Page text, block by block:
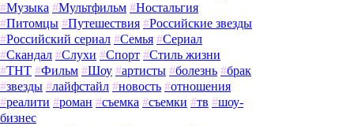
#Музыка #Мультфильм #Ностальгия
#Питомцы #Путешествия #Российские звезды
#Российский сериал #Семья #Сериал
#Скандал #Слухи #Спорт #Стиль жизни
#ТНТ #Фильм #Шоу #артисты #болезнь #брак
#звезды #лайфстайл #новость #отношения
#реалити #роман #съемка #съемки #тв #шоу-
бизнес